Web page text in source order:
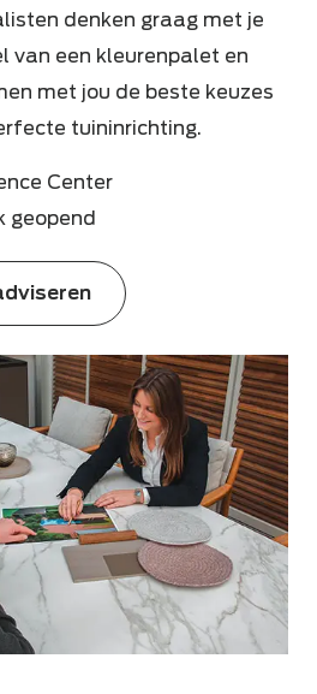
denken graag met je
van een kleurenpalet en
met jou de beste keuzes
tuininrichting.
Center
geopend